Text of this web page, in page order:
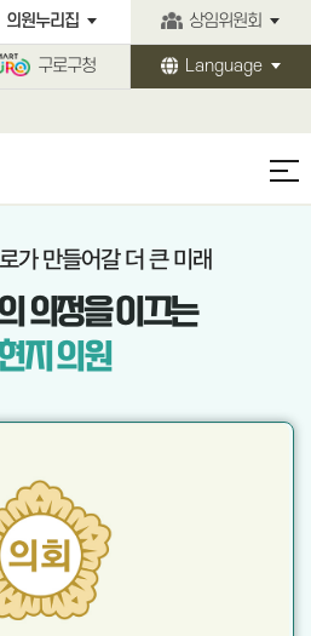
의원누리집 상임위원회
구로구청 Language
가 만들어갈 더 큰 미래
의정을 이끄는
지 의원